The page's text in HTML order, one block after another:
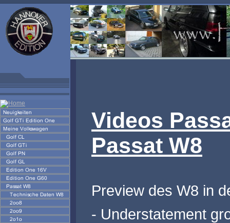
Videos
Passat W8
Preview des W8 in
- Understatement